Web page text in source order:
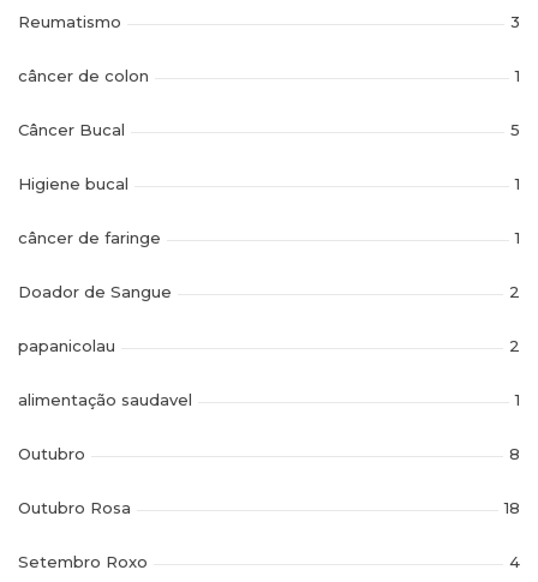
Reumatismo 3
câncer de colon 1
Câncer Bucal 5
Higiene bucal 1
câncer de faringe 1
Doador de Sangue 2
papanicolau 2
alimentação saudavel 1
Outubro 8
Outubro Rosa 18
Setembro Roxo 4